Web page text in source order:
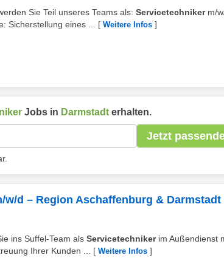
Sie Teil unseres Teams als: Servicetechnikerm/
Sicherstellung eines ...
[ Weitere Infos ]
Jobs in Darmstadt erhalten.
Jetzt
d – Region Aschaffenburg & Darmstadt
ins Suffel-Team als Servicetechnikerim Außendienst
Ihrer Kunden ...
[ Weitere Infos ]